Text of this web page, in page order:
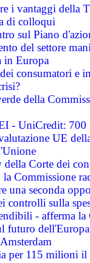
i vantaggi della
di colloqui
sul Piano
del settore
in Europa
consumatori e
della
- UniCredit:
UE
della Corte dei
la Commissione
una seconda
controlli sulla
- afferma la
futuro
per 115 milioni